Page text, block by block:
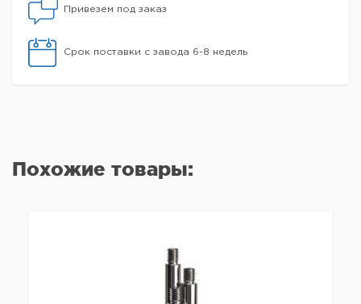
Привезем под заказ
Срок поставки с завода 6-8 недель
Похожие товары: